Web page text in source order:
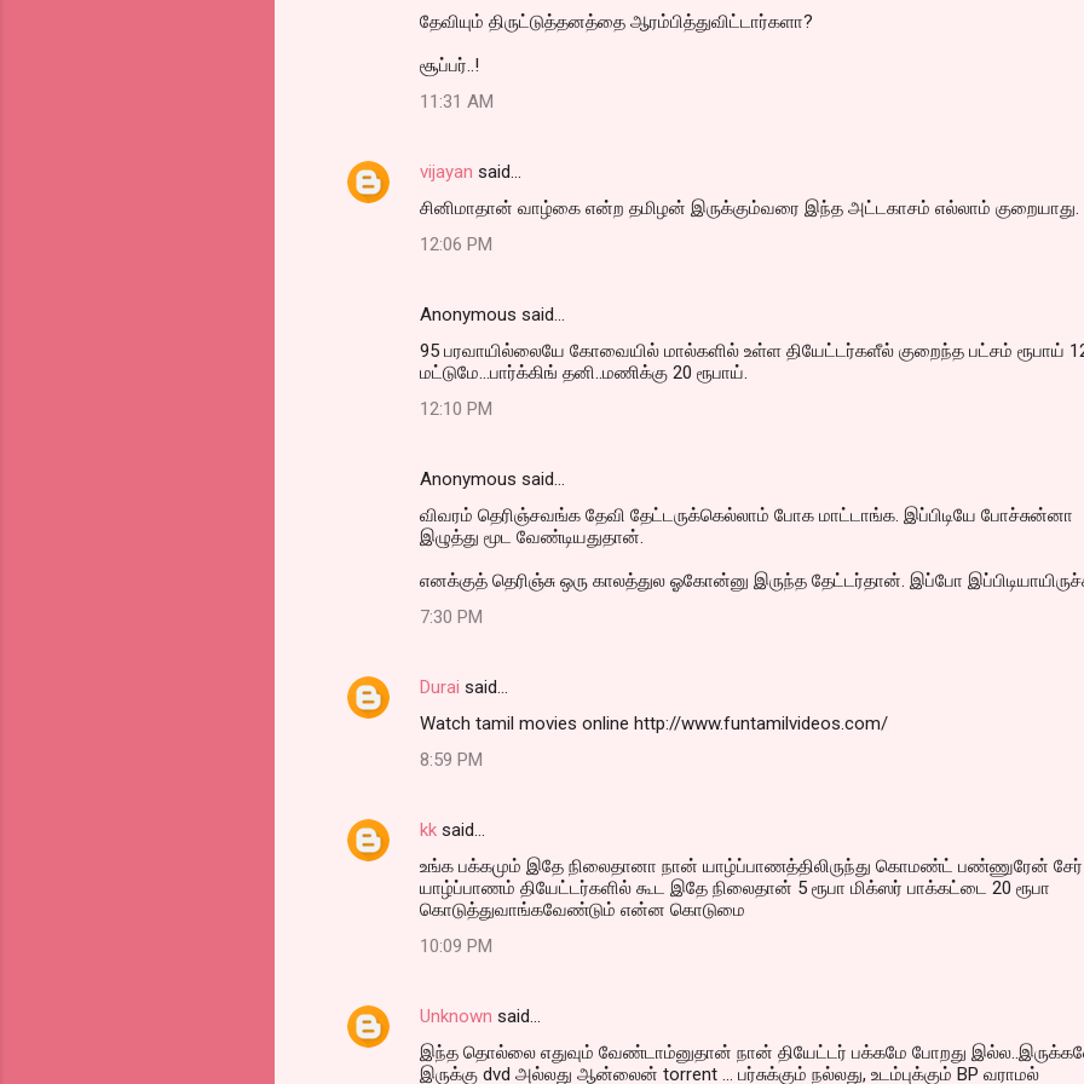
தேவியும் திருட்டுத்தனத்தை ஆரம்பித்துவிட்டார்களா?
சூப்பர்..!
11:31 AM
vijayan said…
சினிமாதான் வாழ்கை என்ற தமிழன் இருக்கும்வரை இந்த அட்டகாசம் எல்லாம் குறையாது.
12:06 PM
Anonymous said…
95 பரவாயில்லையே கோவையில் மால்களில் உள்ள தியேட்டர்களீல் குறைந்த பட்சம் ரூபாய்
மட்டுமே...பார்க்கிங் தனி..மணிக்கு 20 ரூபாய்.
12:10 PM
Anonymous said…
விவரம் தெரிஞ்சவங்க தேவி தேட்டருக்கெல்லாம் போக மாட்டாங்க. இப்பிடியே போச்சுன்னா
இழுத்து மூட வேண்டியதுதான்.
எனக்குத் தெரிஞ்சு ஒரு காலத்துல ஓகோன்னு இருந்த தேட்டர்தான். இப்போ
7:30 PM
Durai said…
Watch tamil movies online http://www.funtamilvideos.com/
8:59 PM
kk said…
உங்க பக்கமும் இதே நிலைதானா நான் யாழ்ப்பாணத்திலிருந்து கொமண்ட் பண்ணுரேன் சேர்
யாழ்ப்பாணம் தியேட்டர்களில் கூட இதே நிலைதான் 5 ரூபா மிக்ஸர் பாக்கட்டை 20 ரூபா
கொடுத்துவாங்கவேண்டும் என்ன கொடுமை
10:09 PM
Unknown said…
இந்த தொல்லை எதுவும் வேண்டாம்னுதான் நான் தியேட்டர் பக்கமே போறது
இருக்கு dvd அல்லது ஆன்லைன் torrent ... பர்சுக்கும் நல்லது, உடம்புக்கும் BP வராமல்